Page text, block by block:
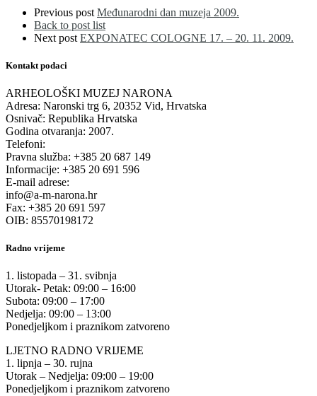
Previous post Međunarodni dan muzeja 2009.
Back to post list
Next post EXPONATEC COLOGNE 17. – 20. 11. 2009.
Kontakt podaci
ARHEOLOŠKI MUZEJ NARONA
Adresa: Naronski trg 6, 20352 Vid, Hrvatska
Osnivač: Republika Hrvatska
Godina otvaranja: 2007.
Telefoni:
Pravna služba: +385 20 687 149
Informacije: +385 20 691 596
E-mail adrese:
info@a-m-narona.hr
Fax: +385 20 691 597
OIB: 85570198172
Radno vrijeme
1. listopada – 31. svibnja
Utorak- Petak: 09:00 – 16:00
Subota: 09:00 – 17:00
Nedjelja: 09:00 – 13:00
Ponedjeljkom i praznikom zatvoreno
LJETNO RADNO VRIJEME
1. lipnja – 30. rujna
Utorak – Nedjelja: 09:00 – 19:00
Ponedjeljkom i praznikom zatvoreno